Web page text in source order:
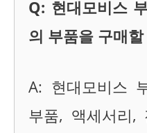
Q: 현대모비스
의 부품을 구매
A: 현대모비스
부품, 액세서리,